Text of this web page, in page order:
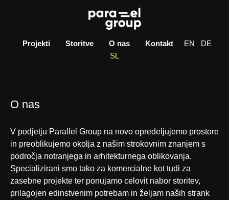
Projekti
Storitve O nas Kontakt EN
DE
SL
O nas
V podjetju Parallel Group na novo opredeljujemo prostore
in preoblikujemo okolja z našim strokovnim znanjem s
področja notranjega in arhitekturnega oblikovanja.
Specializirani smo tako za komercialne kot tudi za
zasebne projekte ter ponujamo celovit nabor storitev,
prilagojen edinstvenim potrebam in željam naših strank